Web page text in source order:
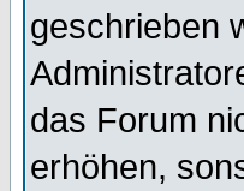
geschrieben
das Forum
erhöhen,